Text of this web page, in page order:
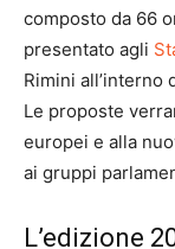
composto da 66
presentato agli
Rimini all’interno
Le proposte
europei e alla
ai gruppi
L’edizione